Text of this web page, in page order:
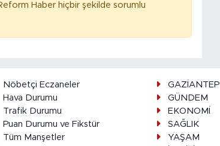
Haber hiçbir şekilde sorumlu
Nöbetçi Eczaneler
Hava Durumu
Trafik Durumu
Puan Durumu ve Fikstür
Tüm Manşetler
GAZİANTEP
GÜNDEM
EKONOMİ
SAĞLIK
YAŞAM